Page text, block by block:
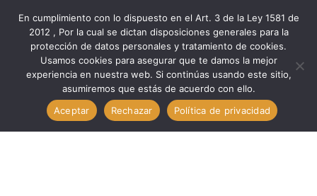
Marcas
Minipa
Verificación Med MULTIMETRO DIGITA DE BANCO 300V //
MINIPA MDM-8165A
En cumplimiento con lo dispuesto en el Art. 3 de la Ley 1581 de
2012 , Por la cual se dictan disposiciones generales para la
protección de datos personales y tratamiento de cookies.
Usamos cookies para asegurar que te damos la mejor
experiencia en nuestra web. Si continúas usando este sitio,
asumiremos que estás de acuerdo con ello.
Aceptar
Rechazar Política de privacidad